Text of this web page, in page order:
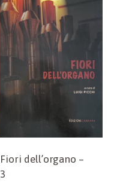
Fiori dell’organo –
3